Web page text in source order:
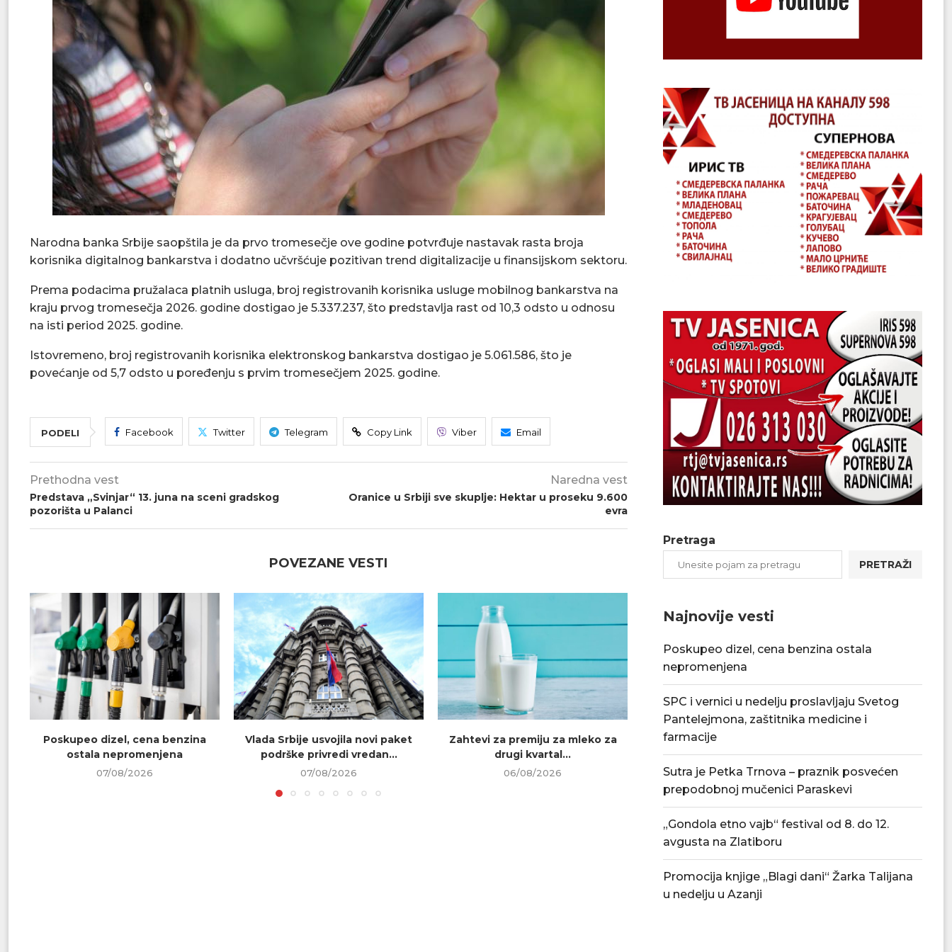
Narodna banka Srbije saopštila je da prvo tromesečje ove godine potvrđuje nastavak rasta broja
korisnika digitalnog bankarstva i dodatno učvršćuje pozitivan trend digitalizacije u finansijskom sektoru.
Prema podacima pružalaca platnih usluga, broj registrovanih korisnika usluge mobilnog bankarstva na
kraju prvog tromesečja 2026. godine dostigao je 5.337.237, što predstavlja rast od 10,3 odsto u odnosu
na isti period 2025. godine.
Istovremeno, broj registrovanih korisnika elektronskog bankarstva dostigao je 5.061.586, što je
povećanje od 5,7 odsto u poređenju s prvim tromesečjem 2025. godine.
PODELI Facebook Twitter Telegram Copy Link Viber Email
Prethodna vest
Predstava „Svinjar“ 13. juna na sceni gradskog
pozorišta u Palanci
Naredna vest
Oranice u Srbiji sve skuplje: Hektar u proseku 9.600
evra
POVEZANE VESTI
Poskupeo dizel, cena benzina
ostala nepromenjena
07/08/2026
Vlada Srbije usvojila novi paket
podrške privredi vredan...
07/08/2026
Zahtevi za premiju za mleko za
drugi kvartal...
06/08/2026
Đedović Handanović: Snabdevanje
Srbije naftnim derivatima stabilno
06/08/2026
akciza na
Pretraga
PRETRAŽI
Najnovije vesti
Poskupeo dizel, cena benzina ostala
nepromenjena
SPC i vernici u nedelju proslavljaju Svetog
Pantelejmona, zaštitnika medicine i
farmacije
Sutra je Petka Trnova – praznik posvećen
prepodobnoj mučenici Paraskevi
„Gondola etno vajb“ festival od 8. do 12.
avgusta na Zlatiboru
Promocija knjige „Blagi dani“ Žarka Talijana
u nedelju u Azanji